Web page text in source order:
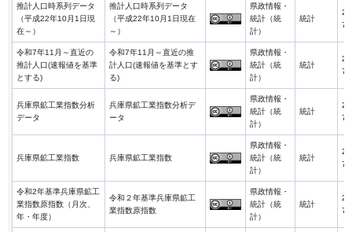
推計人口時系列データ
（平成22年10月1日現
在～）
推計人口時系列データ
（平成22年10月1日現在
～）
県政情報・
統計（統
計）
統計
7-
令和7年11月～直近の
推計人口(速報値を基準
とする)
令和7年11月～直近の推
計人口(速報値を基準とす
る)
県政情報・
統計（統
計）
統計
7-
兵庫県鉱工業指数分析
データ
兵庫県鉱工業指数分析デ
ータ
県政情報・
統計（統
計）
統計
7-
兵庫県鉱工業指数 兵庫県鉱工業指数
県政情報・
統計（統
計）
統計
7-
令和2年基準兵庫県鉱工
業指数原指数（月次、
年・年度）
令和２年基準兵庫県鉱工
業指数原指数
県政情報・
統計（統
計）
統計
7-